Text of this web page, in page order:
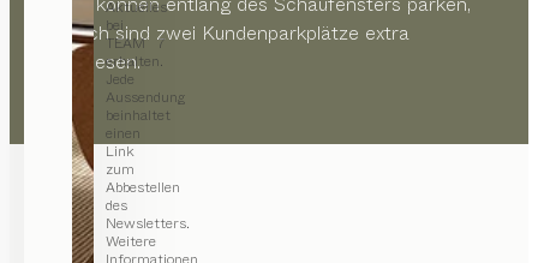
Aktuelles
bei
TEAM 7
erhalten.
Jede
Aussendung
beinhaltet
einen
Link
zum
Abbestellen
des
Newsletters.
Weitere
zusätzlich sind zwei Kundenparkplätze extra
ausgewiesen.